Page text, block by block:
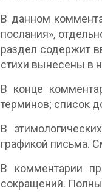
В данном
послания»,
раздел содержит
стихи вынесены в
В конце
терминов; список
В
графикой письма.
В комментарии
сокращений.